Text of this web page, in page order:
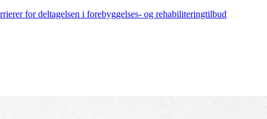
for deltagelsen i forebyggelses- og rehabiliteringtilbud